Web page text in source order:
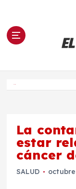
n El
La
estar
cáncer
SALUD octubre